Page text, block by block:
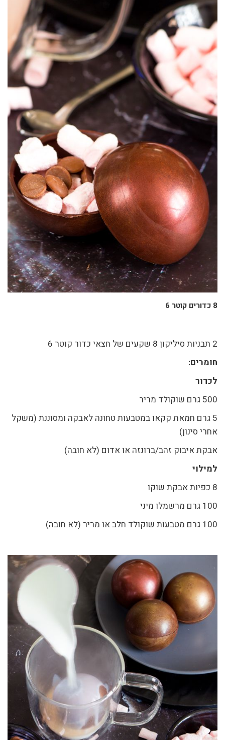
8 כדורים קוטר 6
2 תבניות סיליקון 8 שקעים של חצאי כדור קוטר 6
חומרים:
לכדור
500 גרם שוקולד מריר
5 גרם חמאת קקאו במטבעות טחונה לאבקה ומסוננת (משקל
אחרי סינון)
אבקת איבוק זהב/ברונזה או אדום (לא חובה)
למילוי
8 כפיות אבקת שוקו
100 גרם מרשמלו מיני
100 גרם מטבעות שוקולד חלב או מריר (לא חובה)